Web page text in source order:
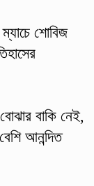
শোবিজ
বাকি নেই,
আনন্দিত